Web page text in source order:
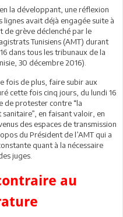
la développant, une réflexion
lignes avait déjà engagée suite à
de grève déclenché par le
Tunisiens (AMT) durant
dans tous les tribunaux de la
30 décembre 2016).
fois de plus, faire subir aux
cette fois cinq jours, du lundi 16
de protester contre “la
en faisant valoir, en
des espaces de transmission
du Président de l’AMT qui a
quant à la nécessaire
juges.
au